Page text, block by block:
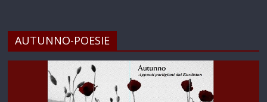
AUTUNNO-POESIE